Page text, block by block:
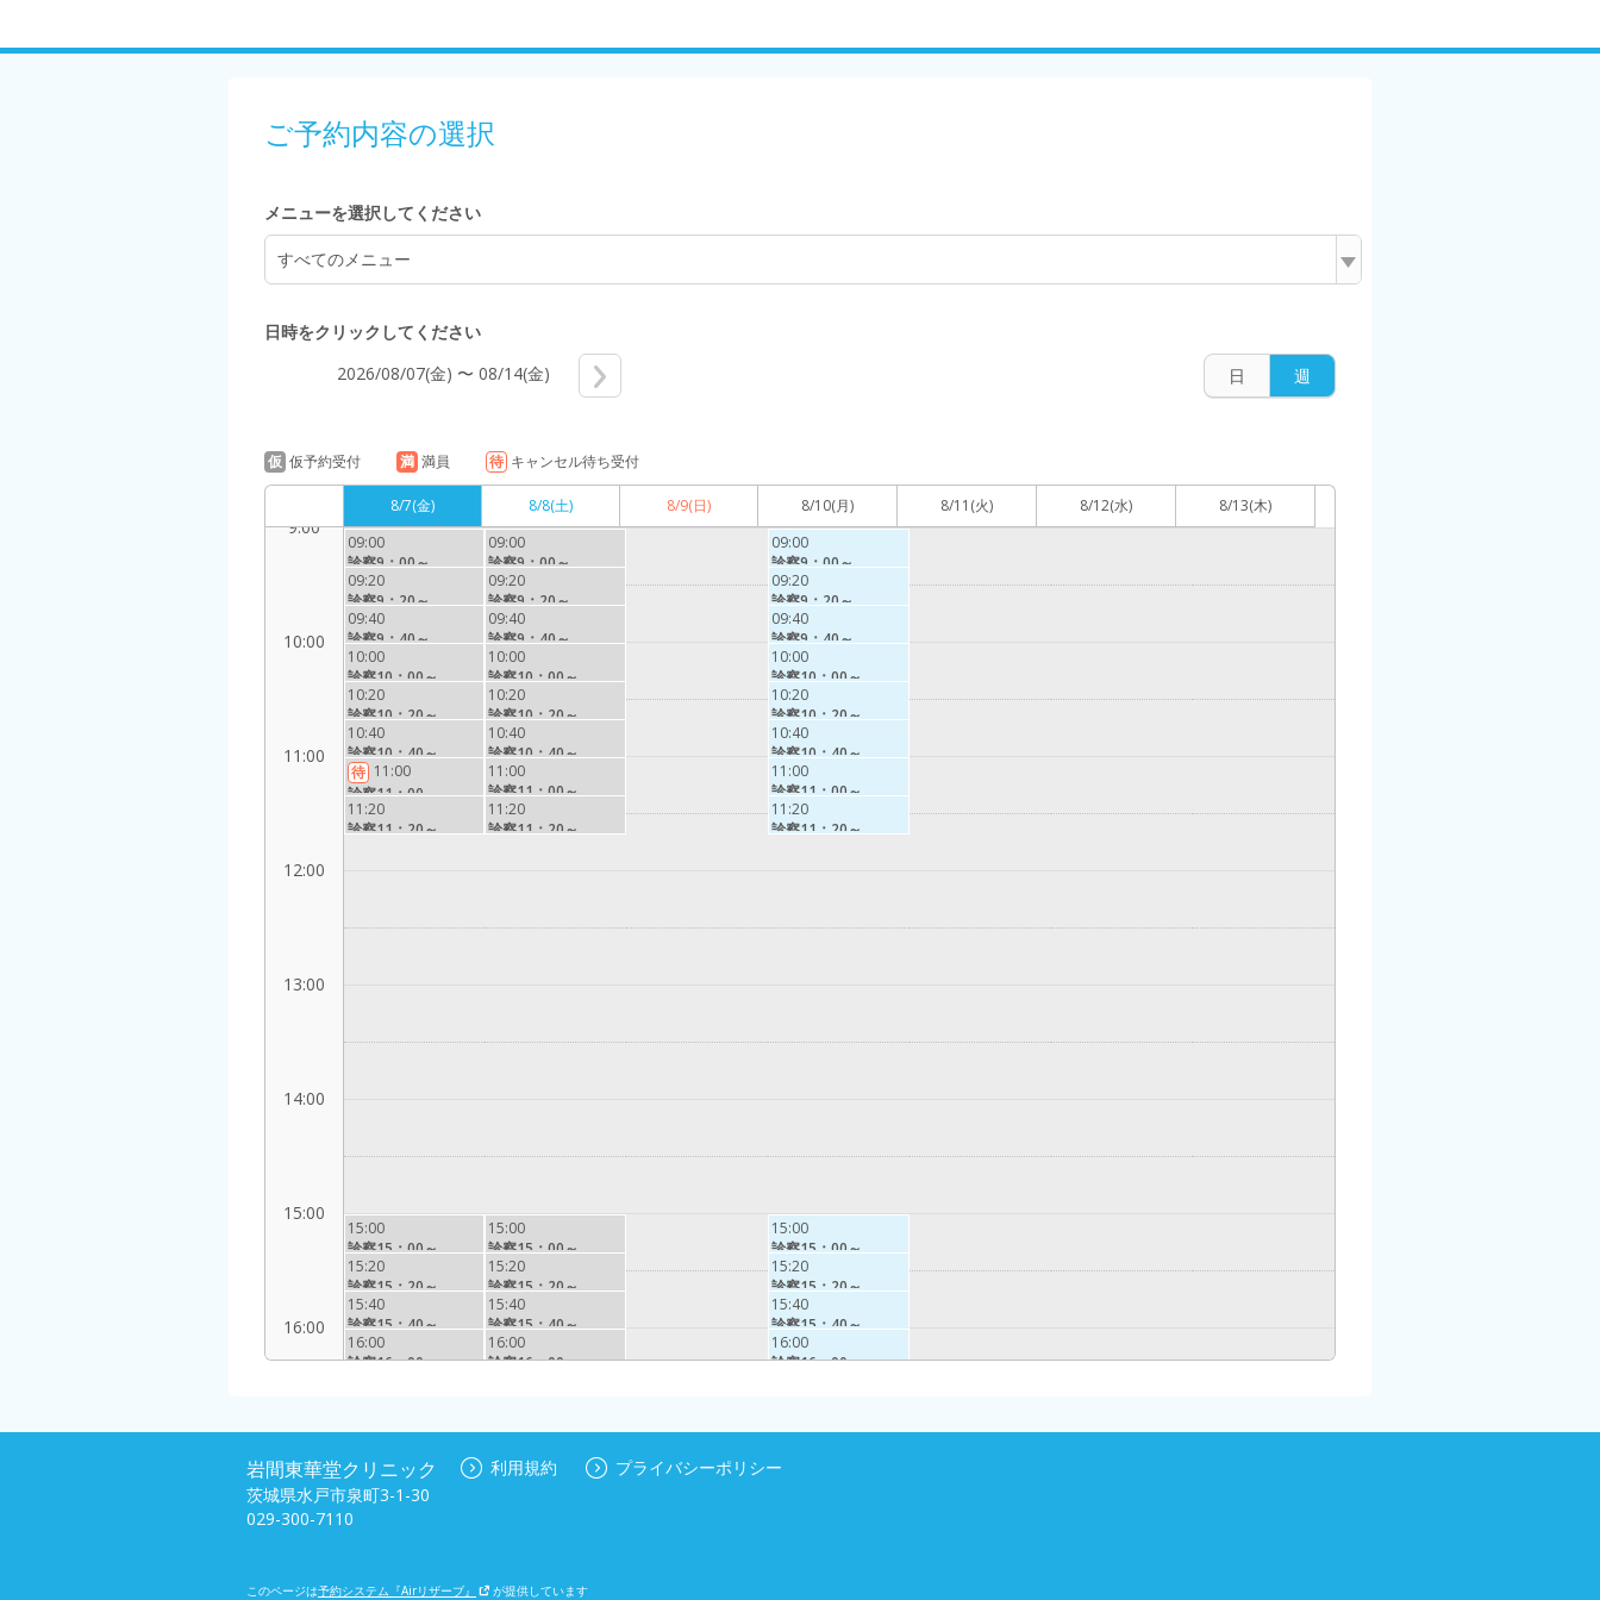
ご予約内容の選択
メニューを選択してください
すべてのメニュー
日時をクリックしてください
日
週
2026/08/07(金) 〜 08/14(金)
仮 仮予約受付 満 満員 待 キャンセル待ち受付
8/7(金) 8/8(土) 8/9(日) 8/10(月) 8/11 (火) 8/12(水) 8/13(木)
9:00
10:00
11:00
12:00
13:00
14:00
15:00
16:00
09:00
診察9：00～
09:20
診察9：20～
09:40
診察9：40～
10:00
診察10：00～
10:20
診察10：20～
10:40
診察10：40～
待 11:00
診察11：00～
11:20
診察11：20～
15:00
診察15：00～
15:20
診察15：20～
15:40
診察15：40～
16:00
診察16：00～
09:00
診察9：00～
09:20
診察9：20～
09:40
診察9：40～
10:00
診察10：00～
10:20
診察10：20～
10:40
診察10：40～
11:00
診察11：00～
11:20
診察11：20～
15:00
診察15：00～
15:20
診察15：20～
15:40
診察15：40～
16:00
診察16：00～
09:00
診察9：00～
09:20
診察9：20～
09:40
診察9：40～
10:00
診察10：00～
10:20
診察10：20～
10:40
診察10：40～
11:00
診察11：00～
11:20
診察11：20～
15:00
診察15：00～
15:20
診察15：20～
15:40
診察15：40～
16:00
診察16：00～
岩間東華堂クリニック
茨城県水戸市泉町3-1-30
029-300-7110
利用規約 プライバシーポリシー
このページは予約システム『Airリザーブ』 が提供しています